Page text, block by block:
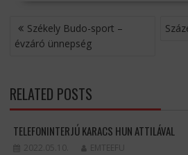
BEJEGYZÉS
NAVIGÁCIÓ
Székely Budo-sport –
évzáró ünnepség
RELATED POSTS
TELEFONINTERJÚ KARACS HUN ATTILÁVAL
2022.05.10. EMTEEFU